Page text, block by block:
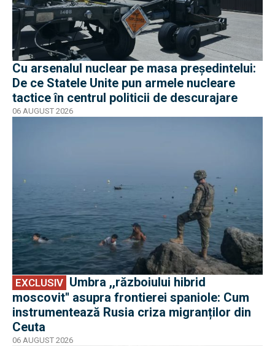
Cu arsenalul nuclear pe masa preşedintelui:
De ce Statele Unite pun armele nucleare
tactice în centrul politicii de descurajare
06 AUGUST 2026
EXCLUSIV
moscovit'' asupra frontierei spaniole: Cum
instrumentează Rusia criza migranților din
Ceuta
06 AUGUST 2026